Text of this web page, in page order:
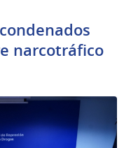
narcotráfico